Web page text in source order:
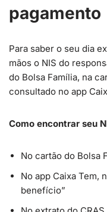
pagamento
Para saber o seu dia
mãos o NIS do
do Bolsa Família, na
consultado no app
Como encontrar seu
No cartão do Bolsa
No app Caixa Tem,
benefício”